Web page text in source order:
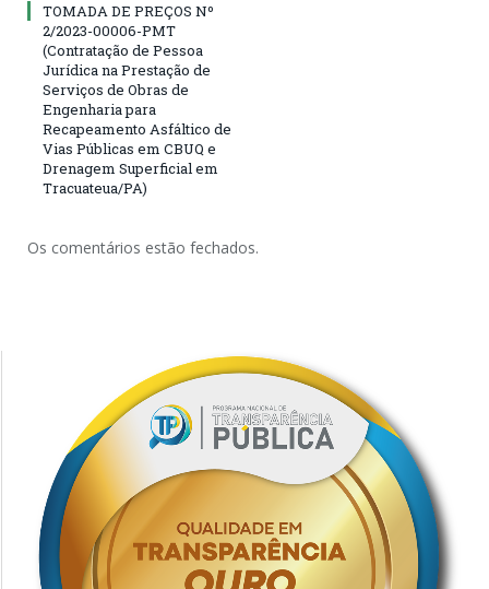
TOMADA DE PREÇOS Nº
2/2023-00006-PMT
(Contratação de Pessoa
Jurídica na Prestação de
Serviços de Obras de
Engenharia para
Recapeamento Asfáltico de
Vias Públicas em CBUQ e
Drenagem Superficial em
Tracuateua/PA)
Os comentários estão fechados.